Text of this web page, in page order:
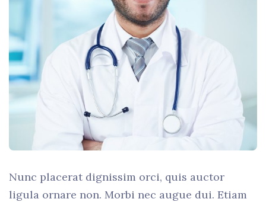
Nunc placerat dignissim orci, quis auctor
ligula ornare non. Morbi nec augue dui. Etiam